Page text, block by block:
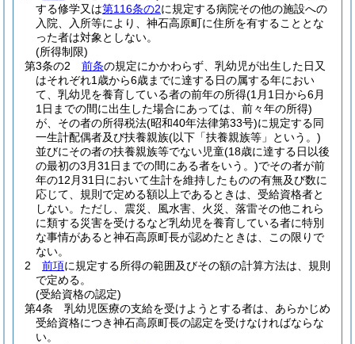
する修学又は第116条の2に規定する病院その他の施設への
入院、入所等により、神石高原町に住所を有することとな
った者は対象としない。
(所得制限)
第3条の2
前条の規定にかかわらず、乳幼児が出生した日又
はそれぞれ1歳から6歳までに達する日の属する年におい
て、乳幼児を養育している者の前年の所得(1月1日から6月
1日までの間に出生した場合にあっては、前々年の所得)
が、その者の所得税法(昭和40年法律第33号)に規定する同
一生計配偶者及び扶養親族(以下「扶養親族等」という。)
並びにその者の扶養親族等でない児童(18歳に達する日以後
の最初の3月31日までの間にある者をいう。)でその者が前
年の12月31日において生計を維持したものの有無及び数に
応じて、規則で定める額以上であるときは、受給資格者と
しない。 ただし、震災、風水害、火災、落雷その他これら
に類する災害を受けるなど乳幼児を養育している者に特別
な事情があると神石高原町長が認めたときは、この限りで
ない。
2
前項に規定する所得の範囲及びその額の計算方法は、規則
で定める。
(受給資格の認定)
第4条
乳幼児医療の支給を受けようとする者は、あらかじめ
受給資格につき神石高原町長の認定を受けなければならな
い。